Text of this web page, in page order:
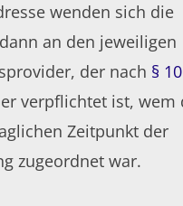
wenden sich die
an den jeweiligen
der nach §
verpflichtet ist, wem
Zeitpunkt der
zugeordnet war.